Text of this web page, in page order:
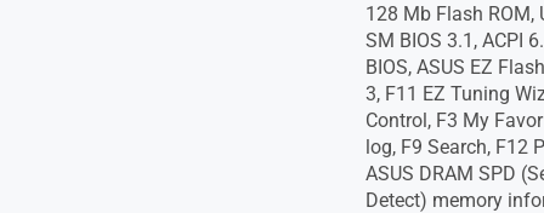
128 Mb Flash ROM,
SM BIOS 3.1, ACPI
BIOS, ASUS EZ
3, F11 EZ Tuning
Control, F3 My
log, F9 Search, F12
ASUS DRAM SPD
Detect) memory